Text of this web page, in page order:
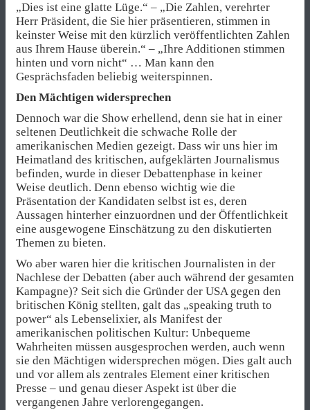
„Dies ist eine glatte Lüge.“ – „Die Zahlen, verehrter
Herr Präsident, die Sie hier präsentieren, stimmen in
keinster Weise mit den kürzlich veröffentlichten Zahlen
aus Ihrem Hause überein.“ – „Ihre Additionen stimmen
hinten und vorn nicht“ … Man kann den
Gesprächsfaden beliebig weiterspinnen.
Den Mächtigen widersprechen
Dennoch war die Show erhellend, denn sie hat in einer
seltenen Deutlichkeit die schwache Rolle der
amerikanischen Medien gezeigt. Dass wir uns hier im
Heimatland des kritischen, aufgeklärten Journalismus
befinden, wurde in dieser Debattenphase in keiner
Weise deutlich. Denn ebenso wichtig wie die
Präsentation der Kandidaten selbst ist es, deren
Aussagen hinterher einzuordnen und der Öffentlichkeit
eine ausgewogene Einschätzung zu den diskutierten
Themen zu bieten.
Wo aber waren hier die kritischen Journalisten in der
Nachlese der Debatten (aber auch während der gesamten
Kampagne)? Seit sich die Gründer der USA gegen den
britischen König stellten, galt das „speaking truth to
power“ als Lebenselixier, als Manifest der
amerikanischen politischen Kultur: Unbequeme
Wahrheiten müssen ausgesprochen werden, auch wenn
sie den Mächtigen widersprechen mögen. Dies galt auch
und vor allem als zentrales Element einer kritischen
Presse – und genau dieser Aspekt ist über die
vergangenen Jahre verlorengegangen.